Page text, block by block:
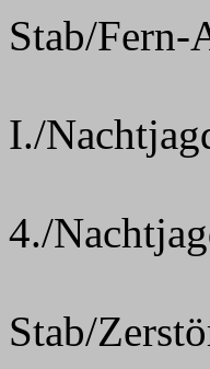
Stab/Fern-
I./
4./
Stab/